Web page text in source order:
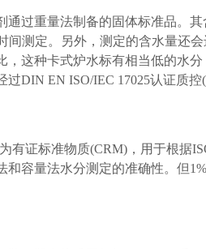
通过重量法制备的固体标准品。
间测定。另外，测定的含水量还
，这种卡式炉水标有相当低的水
过DIN EN ISO/IEC 17025认证质
有证标准物质(CRM)，用于根据
和容量法水分测定的准确性。但